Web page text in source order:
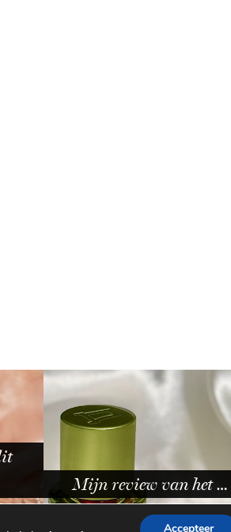
Lente flatbreads recept –
snel & …
Accepteer